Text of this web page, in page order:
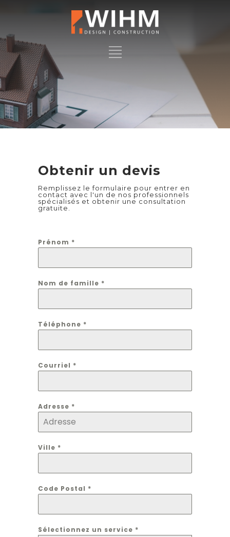
Obtenir un devis
Remplissez le formulaire pour entrer en
contact avec l'un de nos professionnels
spécialisés et obtenir une consultation
gratuite.
Prénom *
Nom de famille *
Téléphone *
Courriel *
Adresse *
Ville *
Code Postal *
Sélectionnez un service *